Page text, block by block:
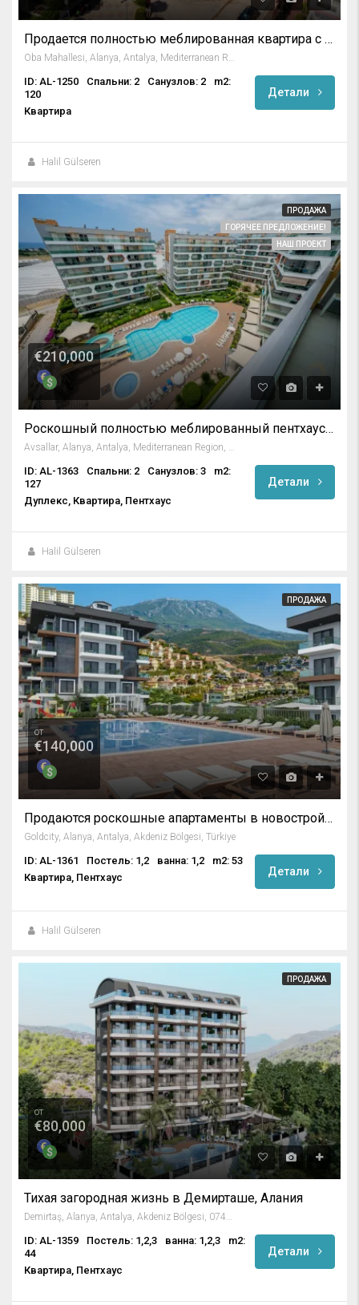
Продается полностью меблированная квартира с 2 спальнями в Оба, Алания
ID: AL-1250 Спальни: 2 Санузлов: 2
m2:
120
Квартира
Детали
Halil Gülseren
ПРОДАЖА
ГОРЯЧЕЕ ПРЕДЛОЖЕНИЕ!
НАШ ПРОЕКТ
€210,000
Роскошный полностью меблированный пентхаус в Emerald Park
Avsallar, Alanya, Antalya, Mediterranean Region, Turkey
ID: AL-1363 Спальни: 2 Санузлов: 3
m2:
127
Дуплекс, Квартира, Пентхаус
Детали
Halil Gülseren
ПРОДАЖА
от
€140,000
Продаются роскошные апартаменты в новостройке в престижном комплексе Gold City Каргыджак, Алания
Goldcity, Alanya, Antalya, Akdeniz Bölgesi, Türkiye
ID: AL-1361 Постель: 1,2 ванна: 1,2
m2: 53
Квартира, Пентхаус
Детали
Halil Gülseren
ПРОДАЖА
от
€80,000
Тихая загородная жизнь в Демирташе, Алания
ID: AL-1359 Постель: 1,2,3 ванна: 1,2,3
m2:
44
Квартира, Пентхаус
Детали